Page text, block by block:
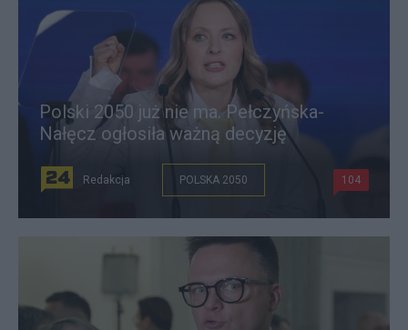
Polski 2050 już nie ma. Pełczyńska-
Nałęcz ogłosiła ważną decyzję
Redakcja POLSKA 2050 104